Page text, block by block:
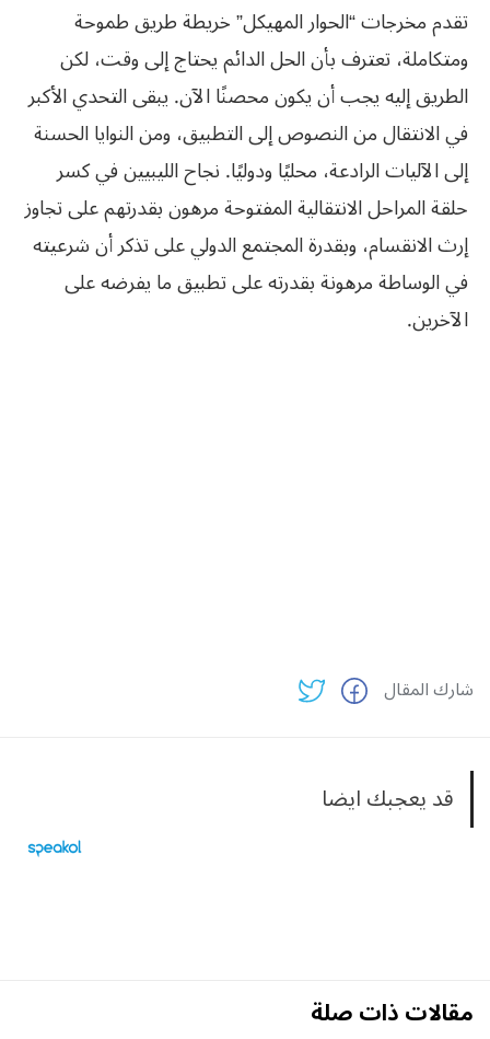
تقدم مخرجات “الحوار المهيكل” خريطة طريق طموحة
ومتكاملة، تعترف بأن الحل الدائم يحتاج إلى وقت، لكن
الطريق إليه يجب أن يكون محصنًا الآن. يبقى التحدي الأكبر
في الانتقال من النصوص إلى التطبيق، ومن النوايا الحسنة
إلى الآليات الرادعة، محليًا ودوليًا. نجاح الليبيين في كسر
حلقة المراحل الانتقالية المفتوحة مرهون بقدرتهم على تجاوز
إرث الانقسام، وبقدرة المجتمع الدولي على تذكر أن شرعيته
في الوساطة مرهونة بقدرته على تطبيق ما يفرضه على
الآخرين.
شارك المقال
قد يعجبك ايضا
مقالات ذات صلة